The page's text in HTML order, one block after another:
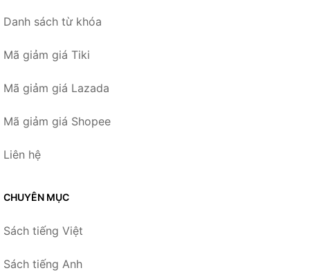
Danh sách từ khóa
Mã giảm giá Tiki
Mã giảm giá Lazada
Mã giảm giá Shopee
Liên hệ
CHUYÊN MỤC
Sách tiếng Việt
Sách tiếng Anh